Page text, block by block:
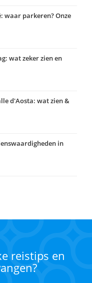
waar parkeren? Onze
wat zeker zien en
d'Aosta: wat zien &
in
reistips en